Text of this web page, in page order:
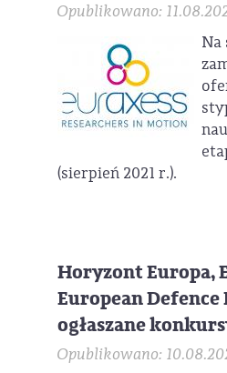
Opublikowano:
Na
(sierpień 2021 r.).
Horyzont Europa,
European Defence
ogłaszane
Opublikowano: